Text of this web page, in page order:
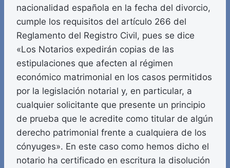
nacionalidad española en la fecha del divorcio,
cumple los requisitos del artículo 266 del
Reglamento del Registro Civil, pues se dice
«Los Notarios expedirán copias de las
estipulaciones que afecten al régimen
económico matrimonial en los casos permitidos
por la legislación notarial y, en particular, a
cualquier solicitante que presente un principio
de prueba que le acredite como titular de algún
derecho patrimonial frente a cualquiera de los
cónyuges». En este caso como hemos dicho el
notario ha certificado en escritura la disolución